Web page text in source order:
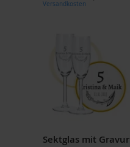
Versandkosten
Sektglas mit Gravur